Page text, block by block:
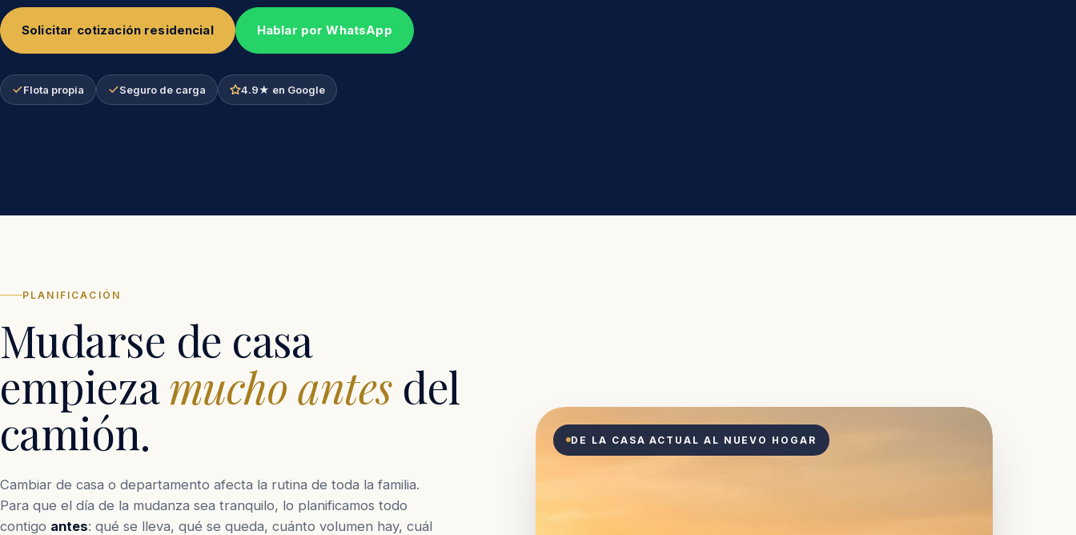
Solicitar cotización residencial Hablar por WhatsApp
Flota propia Seguro de carga 4.9★ en Google
PLANIFICACIÓN
Mudarse de casa
empiezamucho antesdel
camión.
Cambiar de casa o departamento afecta la rutina de toda la familia.
Para que el día de la mudanza sea tranquilo, lo planificamos todo
contigo antes: qué se lleva, qué se queda, cuánto volumen hay, cuál
DE LA CASA ACTUAL AL NUEVO HOGAR